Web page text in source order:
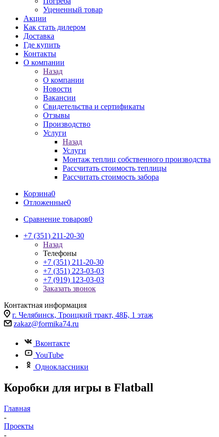
Уцененный товар
Акции
Как стать дилером
Доставка
Где купить
Контакты
О компании
Назад
О компании
Новости
Вакансии
Свидетельства и сертификаты
Отзывы
Производство
Услуги
Назад
Услуги
Монтаж теплиц собственного производства
Рассчитать стоимость теплицы
Рассчитать стоимость забора
Корзина0
Отложенные0
Сравнение товаров0
+7 (351) 211-20-30
Назад
Телефоны
+7 (351) 211-20-30
+7 (351) 223-03-03
+7 (919) 123-03-03
Заказать звонок
Контактная информация
г. Челябинск, Троицкий тракт, 48Б, 1 этаж
zakaz@formika74.ru
Вконтакте
YouTube
Одноклассники
Коробки для игры в Flatball
Главная
-
Проекты
-